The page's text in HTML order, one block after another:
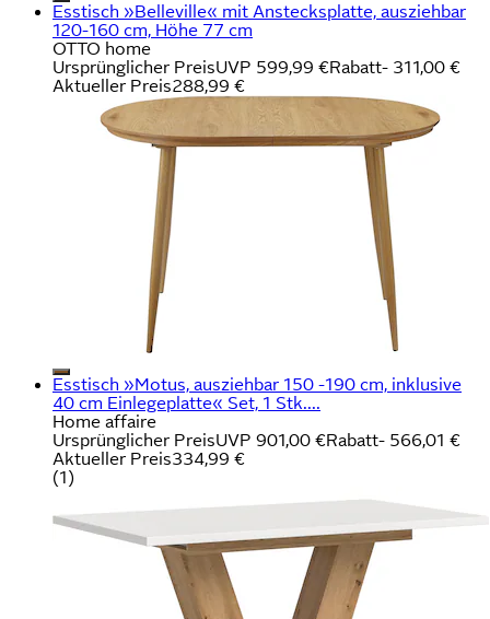
Esstisch »Belleville« mit Anstecksplatte, ausziehbar
120-160 cm, Höhe 77 cm
OTTO home
Ursprünglicher PreisUVP 599,99 €Rabatt- 311,00 €
Aktueller Preis288,99 €
Esstisch »Motus, ausziehbar 150 -190 cm, inklusive
40 cm Einlegeplatte« Set, 1 Stk....
Home affaire
Ursprünglicher PreisUVP 901,00 €Rabatt- 566,01 €
Aktueller Preis334,99 €
(1)